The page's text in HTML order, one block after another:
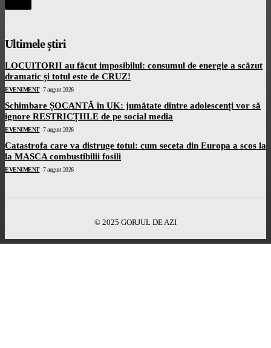
Ultimele știri
LOCUITORII au făcut imposibilul: consumul de energie a scăzut
dramatic și totul este de CRUZ!
EVENIMENT 7 august 2026
Schimbare ȘOCANTĂ în UK: jumătate dintre adolescenți vor să
ignore RESTRICȚIILE de pe social media
EVENIMENT 7 august 2026
Catastrofa care va distruge totul: cum seceta din Europa a scos la
la MASCA combustibilii fosili
EVENIMENT 7 august 2026
© 2025 GORJUL DE AZI